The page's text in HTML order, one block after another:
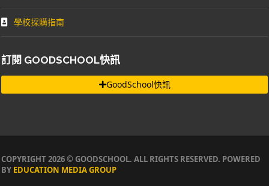
學校採購指南
訂閱 GOODSCHOOL快訊
GoodSchool快訊
COPYRIGHT 2026 © GOODSCHOOL. ALL RIGHTS RESERVED. POWERED
BY EDUCATION MEDIA GROUP